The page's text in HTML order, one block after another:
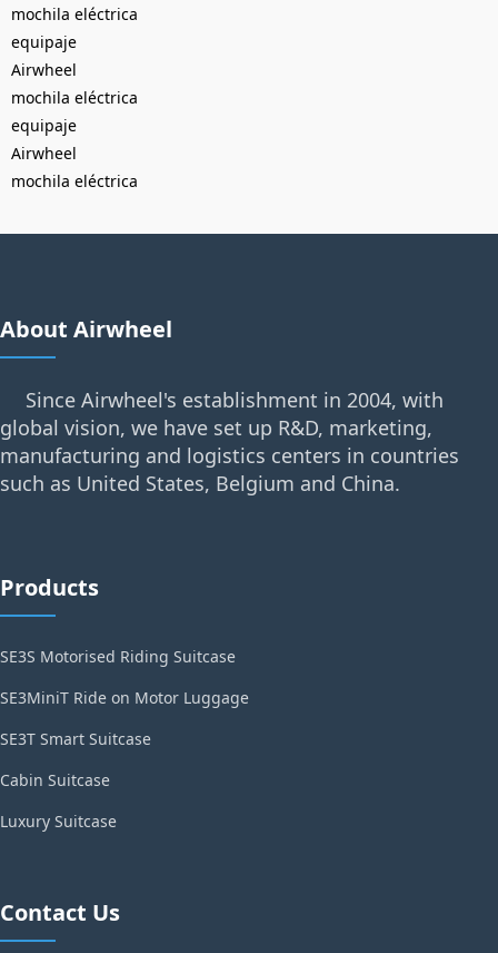
mochila eléctrica
equipaje
Airwheel
mochila eléctrica
equipaje
Airwheel
mochila eléctrica
About Airwheel
Since Airwheel's establishment in 2004, with
global vision, we have set up R&D, marketing,
manufacturing and logistics centers in countries
such as United States, Belgium and China.
Products
SE3S Motorised Riding Suitcase
SE3MiniT Ride on Motor Luggage
SE3T Smart Suitcase
Cabin Suitcase
Luxury Suitcase
Contact Us